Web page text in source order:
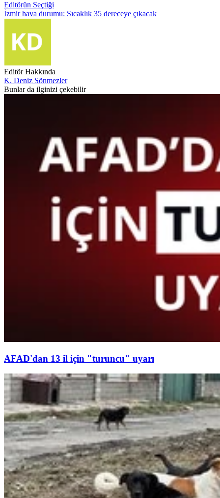
Editörün Seçtiği
İzmir hava durumu: Sıcaklık 35 dereceye çıkacak
Editör Hakkında
K. Deniz Sönmezler
Bunlar da ilginizi çekebilir
AFAD'dan 13 il için "turuncu" uyarı